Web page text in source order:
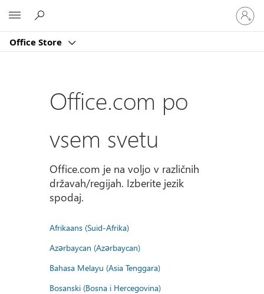
Office Store
Vpišite
se
v
račun
Office.com po
vsem svetu
Office.com je na voljo v različnih
državah/regijah. Izberite jezik
spodaj.
Afrikaans (Suid-Afrika)
Azərbaycan (Azərbaycan)
Bahasa Melayu (Asia Tenggara)
Bosanski (Bosna i Hercegovina)